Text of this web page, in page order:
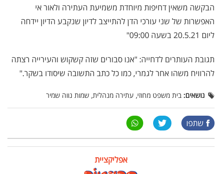
הבקשה משאין דחיפות מיוחדת משמיעת העתירה ולאור אי
האפשרות של שני עורכי הדן להתייצב לדיון שנקבע הדיון יידחה
ליום 20.5.21 בשעה 09:00"
תגובת העותרים לדחייה: "אנו סבורים שזה קשקוש והעירייה רצתה
להרוויח משהו אחר לגמרי, כמו כל כתב התשובה שיסודו בשקר."
נושאים: בית משפט מחוזי, עתירה מנהלית, שמות נווה שמיר
שתפו
אפליקציית